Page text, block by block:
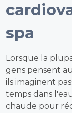
spa
Lorsque la
gens pensent
ils imaginent
temps dans l'eau
chaude pour